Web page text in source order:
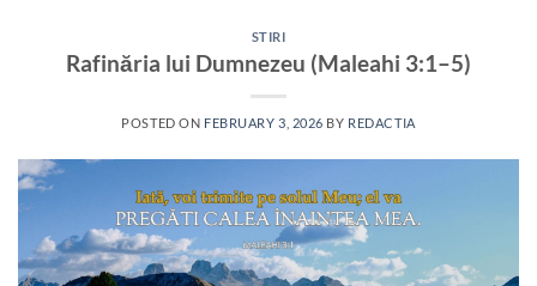
STIRI
Rafinăria lui Dumnezeu (Maleahi 3:1–5)
POSTED ON FEBRUARY 3, 2026 BY REDACTIA